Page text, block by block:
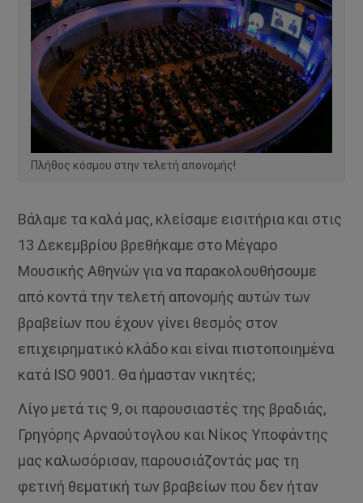
Πλήθος κόσμου στην τελετή απονομής!
Βάλαμε τα καλά μας, κλείσαμε εισιτήρια και στις
13 Δεκεμβρίου βρεθήκαμε στο Μέγαρο
Μουσικής Αθηνών για να παρακολουθήσουμε
από κοντά την τελετή απονομής αυτών των
βραβείων που έχουν γίνει θεσμός στον
επιχειρηματικό κλάδο και είναι πιστοποιημένα
κατά ISO 9001. Θα ήμασταν νικητές;
Λίγο μετά τις 9, οι παρουσιαστές της βραδιάς,
Γρηγόρης Αρναούτογλου και Νίκος Υποφάντης
μας καλωσόρισαν, παρουσιάζοντάς μας τη
φετινή θεματική των βραβείων που δεν ήταν